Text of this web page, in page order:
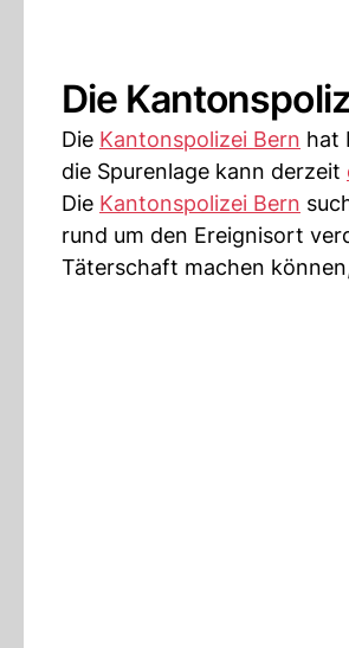
Die
Die Kantonspolizei Bern hat
die Spurenlage kann derzeit
Die Kantonspolizei Bern
rund um den Ereignisort
Täterschaft machen